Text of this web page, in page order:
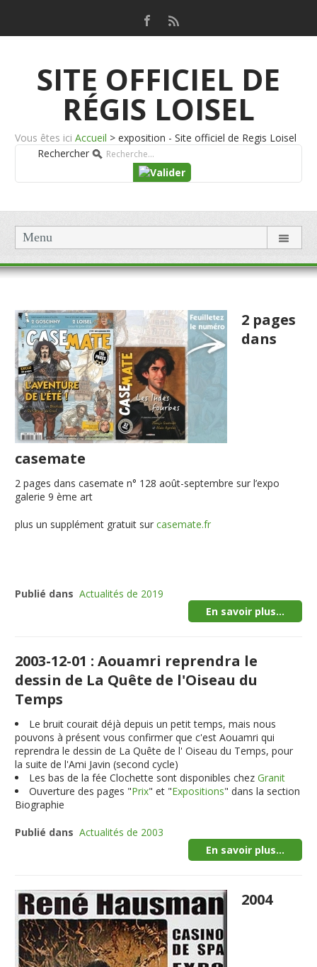
SITE OFFICIEL DE
RÉGIS LOISEL
Vous êtes ici Accueil > exposition - Site officiel de Regis Loisel
Rechercher
Menu
2 pages
dans
casemate
2 pages dans casemate n° 128 août-septembre sur l’expo
galerie 9 ème art
plus un supplément gratuit surcasemate.fr
Publié dans Actualités de 2019
En savoir plus...
2003-12-01 : Aouamri reprendra le
dessin de La Quête de l'Oiseau du
Temps
Le bruit courait déjà depuis un petit temps, mais nous
pouvons à présent vous confirmer que c'est Aouamri qui
reprendra le dessin de La Quête de l' Oiseau du Temps, pour
la suite de l'Ami Javin (second cycle)
Les bas de la fée Clochette sont disponibles chezGranit
Ouverture des pages "Prix" et "Expositions" dans la section
Biographie
Publié dans Actualités de 2003
En savoir plus...
2004